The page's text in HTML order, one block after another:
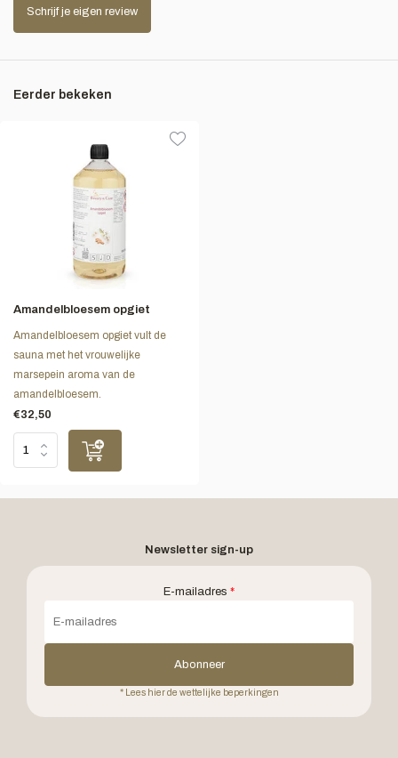
Schrijf je eigen review
Eerder bekeken
Amandelbloesem opgiet
Amandelbloesem opgiet vult de
sauna met het vrouwelijke
marsepein aroma van de
amandelbloesem.
€32,50
Newsletter sign-up
E-mailadres *
Abonneer
* Lees hier de wettelijke beperkingen